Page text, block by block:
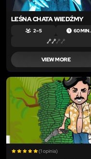
LEŚNA CHATA WIEDŹMY
2 – 5 60 MIN.
VIEW MORE
(1 opinia)